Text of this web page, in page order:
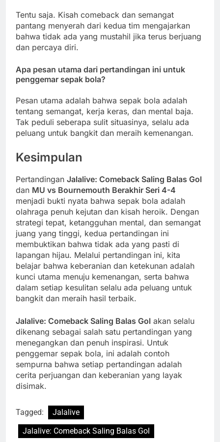
Tentu saja. Kisah comeback dan semangat
pantang menyerah dari kedua tim mengajarkan
bahwa tidak ada yang mustahil jika terus berjuang
dan percaya diri.
Apa pesan utama dari pertandingan ini untuk
penggemar sepak bola?
Pesan utama adalah bahwa sepak bola adalah
tentang semangat, kerja keras, dan mental baja.
Tak peduli seberapa sulit situasinya, selalu ada
peluang untuk bangkit dan meraih kemenangan.
Kesimpulan
Pertandingan Jalalive: Comeback Saling Balas Gol
dan MU vs Bournemouth Berakhir Seri 4-4
menjadi bukti nyata bahwa sepak bola adalah
olahraga penuh kejutan dan kisah heroik. Dengan
strategi tepat, ketangguhan mental, dan semangat
juang yang tinggi, kedua pertandingan ini
membuktikan bahwa tidak ada yang pasti di
lapangan hijau. Melalui pertandingan ini, kita
belajar bahwa keberanian dan ketekunan adalah
kunci utama menuju kemenangan, serta bahwa
dalam setiap kesulitan selalu ada peluang untuk
bangkit dan meraih hasil terbaik.
Jalalive: Comeback Saling Balas Gol akan selalu
dikenang sebagai salah satu pertandingan yang
menegangkan dan penuh inspirasi. Untuk
penggemar sepak bola, ini adalah contoh
sempurna bahwa setiap pertandingan adalah
cerita perjuangan dan keberanian yang layak
disimak.
Tagged:
Jalalive
Jalalive: Comeback Saling Balas Gol